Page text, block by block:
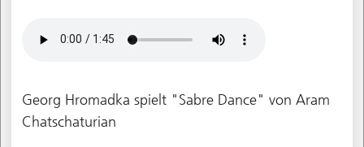
Georg Hromadka spielt "Sabre Dance" von Aram
Chatschaturian